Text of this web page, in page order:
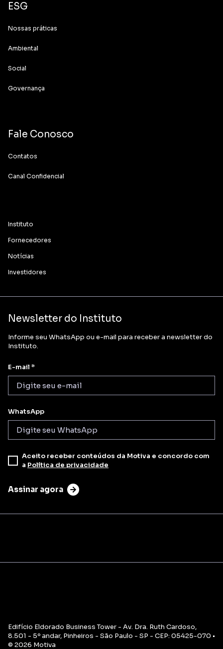
ESG
Nossas práticas
Ambiental
Social
Governança
Fale Conosco
Contatos
Canal Confidencial
Instituto
Fornecedores
Notícias
Investidores
Newsletter do Instituto
Informe seu WhatsApp ou e-mail para receber a newsletter do
Instituto.
E-mail *
WhatsApp
Aceito receber conteúdos da Motiva e concordo com
a Política de privacidade
Assinar agora
Edifício Eldorado Business Tower - Av. Dra. Ruth Cardoso,
8.501 - 5º andar, Pinheiros - São Paulo - SP - CEP: 05425-070 •
© 2026 Motiva